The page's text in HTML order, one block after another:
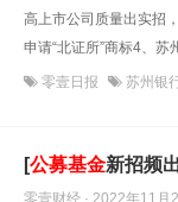
高上市公司质量出实招
申请“北证所”商标4、苏
零壹日报 苏州银
[公募基金新招频
零壹财经 · 2022年11月